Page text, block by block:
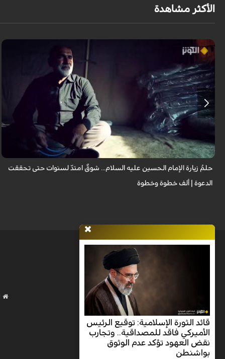
الأكثر مشاهدة
يروي عددٌ من الزائرين مشاعر الشوق التي لازمتهم لسنوات وهم يتمنون زيارة
الإمام الحسين عليه السلام، مؤكدين أن العقبات المادية والظروف الشخصية لم
حلمُ زيارة الإمام الحسين عليه السلام... شوقٌ امتدّ لسنوات حتى تحققت
الدعوة | ألف خطوة وخطوة
قائد الثورة الإسلامية: توقيع الرئيس
الأميركي فاقد للمصداقية.. وتجارب
نقض العهود تؤكد عدم الوثوق
بواشنطن